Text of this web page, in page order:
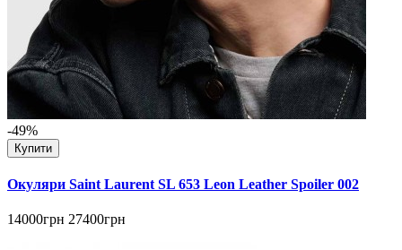
-49%
Купити
Окуляри Saint Laurent SL 653 Leon Leather Spoiler 002
14000грн 27400грн